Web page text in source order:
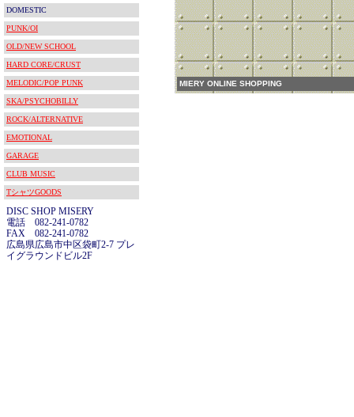
DOMESTIC
PUNK/OI
OLD/NEW SCHOOL
HARD CORE/CRUST
MELODIC/POP PUNK
SKA/PSYCHOBILLY
ROCK/ALTERNATIVE
EMOTIONAL
GARAGE
CLUB MUSIC
TシャツGOODS
DISC SHOP MISERY
電話 082-241-0782
FAX 082-241-0782
広島県広島市中区袋町2-7 プレ
イグラウンドビル2F
MIERY ONLINE SHOPPING